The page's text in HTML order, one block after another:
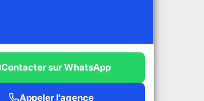
Contacter sur WhatsApp
Appeler l'agence